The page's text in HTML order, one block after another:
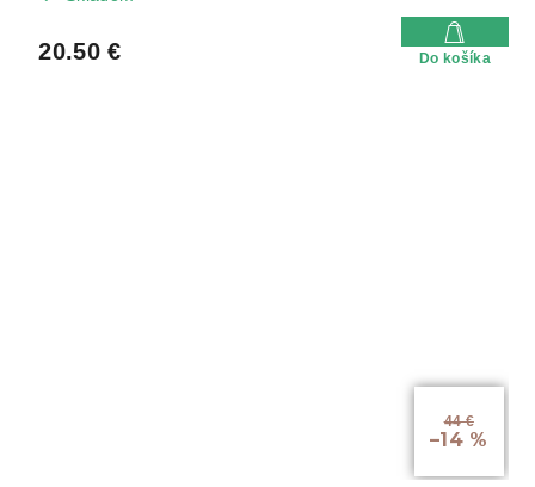
20.50 € Do košíka
44 €
–14 %